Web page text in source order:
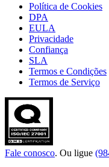
Política de Cookies
DPA
EULA
Privacidade
Confiança
SLA
Termos e Condições
Termos de Serviço
Fale conosco. Ou ligue